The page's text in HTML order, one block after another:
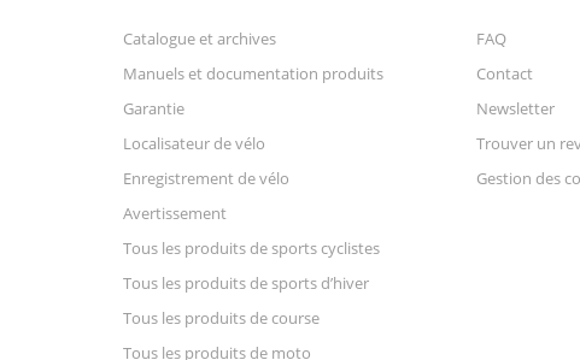
Catalogue et archives
Manuels et documentation produits
Garantie
Localisateur de vélo
Enregistrement de vélo
Avertissement
Tous les produits de sports cyclistes
Tous les produits de sports d’hiver
Tous les produits de course
Tous les produits de moto
FAQ
Contact
Newsletter
Trouver un
Gestion des